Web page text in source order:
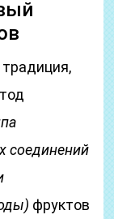
соединений
фруктов